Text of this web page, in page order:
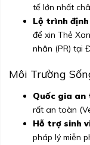
tế lớn nhất
Lộ trình định
để xin Thẻ
nhân (PR) tại
Môi Trường
Quốc gia an
rất an toàn
Hỗ trợ sinh
pháp lý miễn